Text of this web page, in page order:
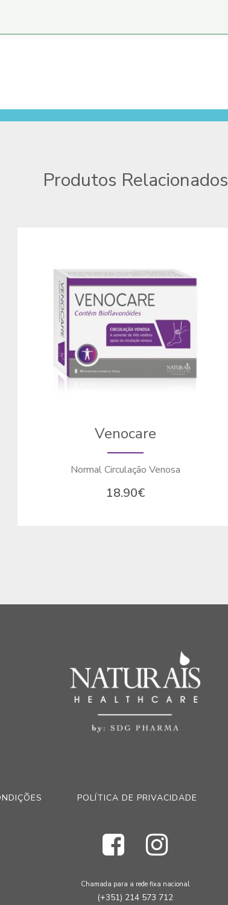
Produtos Relacionados
Venocare
Normal Circulação Venosa
18.90€
POLÍTICA DE PRIVACIDADE
Chamada para a rede fixa nacional
(+351) 214 573 712